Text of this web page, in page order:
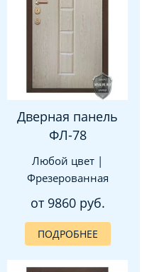
Дверная панель
ФЛ-78
Любой цвет |
Фрезерованная
от 9860 руб.
ПОДРОБНЕЕ